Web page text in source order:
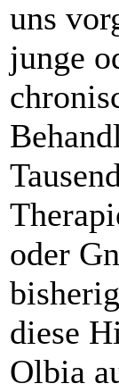
uns
junge
oder
diese
Olbia